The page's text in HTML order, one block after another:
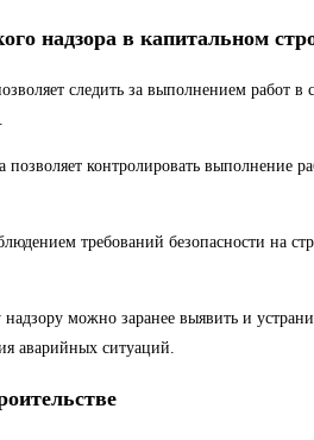
надзора в капитальном
следить за выполнением
контролировать выполнение
требований безопасности
можно заранее выявить и
аварийных ситуаций.